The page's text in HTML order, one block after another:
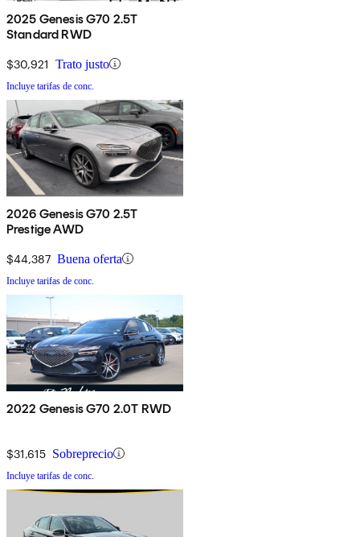
2025 Genesis G70 2.5T
Standard RWD
$30,921 Trato justo
Incluye tarifas de conc.
2026 Genesis G70 2.5T
Prestige AWD
$44,387 Buena oferta
Incluye tarifas de conc.
2022 Genesis G70 2.0T RWD
$31,615 Sobreprecio
Incluye tarifas de conc.